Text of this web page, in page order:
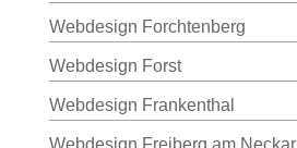
Webdesign Forchtenberg
Webdesign Forst
Webdesign Frankenthal
Webdesign Freiberg am Neckar